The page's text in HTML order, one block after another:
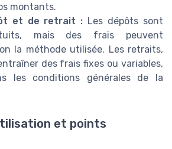
montants.
et de retrait : Les dépôts sont
mais des frais peuvent
la méthode utilisée. Les retraits,
des frais fixes ou variables,
les conditions générales de la
et points